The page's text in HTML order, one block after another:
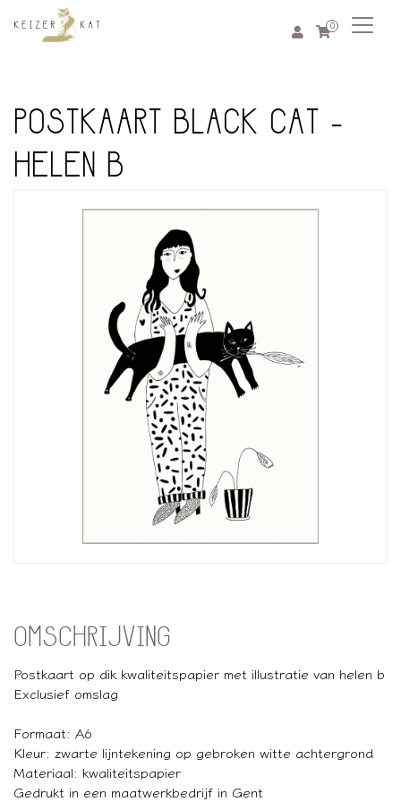
0
POSTKAART BLACK CAT -
HELEN B
OMSCHRIJVING
Postkaart op dik kwaliteitspapier met illustratie van helen b
Exclusief omslag
Formaat: A6
Kleur: zwarte lijntekening op gebroken witte achtergrond
Materiaal: kwaliteitspapier
Gedrukt in een maatwerkbedrijf in Gent